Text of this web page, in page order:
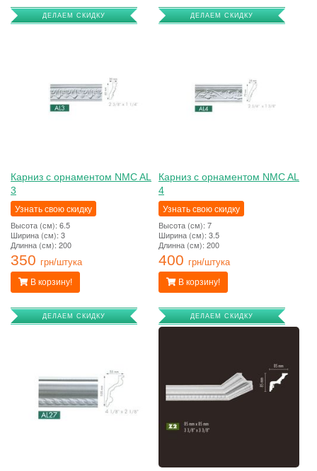
ДЕЛАЕМ СКИДКУ
Карниз с орнаментом NMC AL
3
Узнать свою скидку
Высота (см): 6.5
Ширина (см): 3
Длинна (см): 200
350 грн/штука
В корзину!
ДЕЛАЕМ СКИДКУ
Карниз с орнаментом NMC AL
4
Узнать свою скидку
Высота (см): 7
Ширина (см): 3.5
Длинна (см): 200
400 грн/штука
В корзину!
ДЕЛАЕМ СКИДКУ ДЕЛАЕМ СКИДКУ